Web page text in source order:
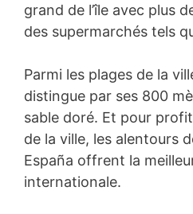
grand de l’île avec plus
des supermarchés tels
Parmi les plages de la
distingue par ses 800
sable doré. Et pour
de la ville, les alentours
España offrent la
internationale.